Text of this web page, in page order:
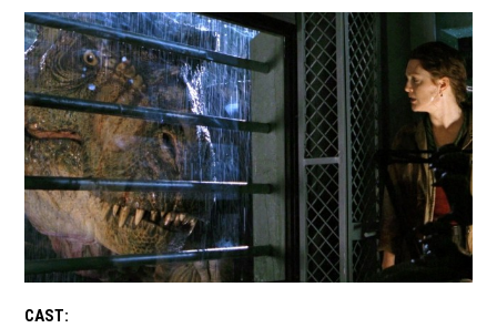
CAST: